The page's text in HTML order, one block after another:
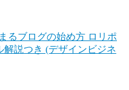
るブログの始め方 ロリポ
解説つき (デザインビジネ